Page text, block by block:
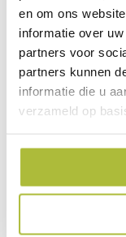
en om ons
informatie over
partners voor
partners kunnen
informatie die u
verzameld op
Een kunsthaag
Grote Hedera
balkon
De Hedera
zetten zijn ze
onderscheiden.
voorzien van een
vele jaren in de
behouden. De